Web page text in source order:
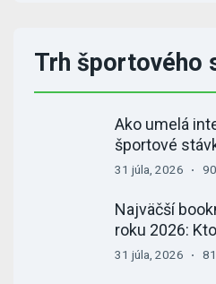
Trh športového
Ako umelá
športové
31 júla, 2026
Najväčší
roku 2026:
31 júla, 2026